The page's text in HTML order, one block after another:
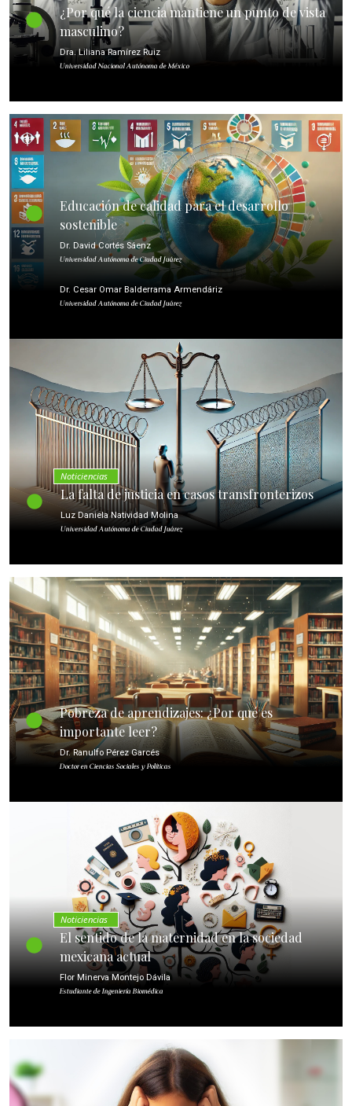
¿Por qué la ciencia mantiene un punto de vista
masculino?
Dra. Liliana Ramírez Ruiz
Universidad Nacional Autónoma de México
Educación de calidad para el desarrollo
sostenible
Dr. David Cortés Sáenz
Universidad Autónoma de Ciudad Juárez
Dr. Cesar Omar Balderrama Armendáriz
Universidad Autónoma de Ciudad Juárez
Noticiencias
La falta de justicia en casos transfronterizos
Luz Daniela Natividad Molina
Universidad Autónoma de Ciudad Juárez
Pobreza de aprendizajes: ¿Por qué es
importante leer?
Dr. Ranulfo Pérez Garcés
Doctor en Ciencias Sociales y Políticas
Noticiencias
El sentido de la maternidad en la sociedad
mexicana actual
Flor Minerva Montejo Dávila
Estudiante de Ingeniería Biomédica